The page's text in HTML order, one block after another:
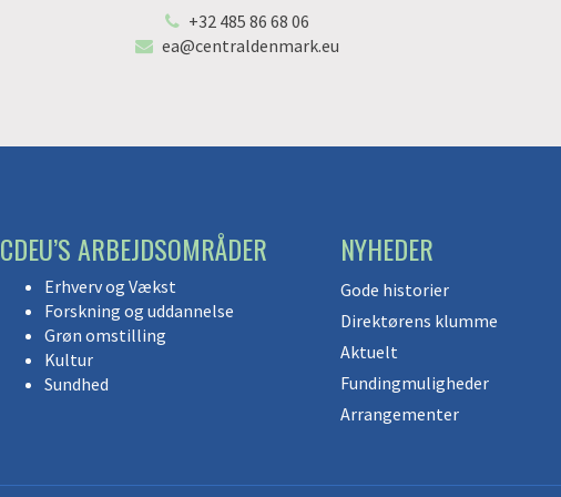
+32 485 86 68 06
ea@centraldenmark.eu
CDEU’S ARBEJDSOMRÅDER
Erhverv og Vækst
Forskning og uddannelse
Grøn omstilling
Kultur
Sundhed
NYHEDER
Gode historier
Direktørens klumme
Aktuelt
Fundingmuligheder
Arrangementer